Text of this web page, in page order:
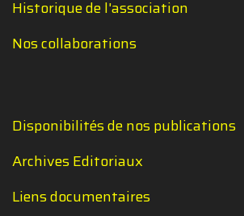
Historique de l'association
Nos collaborations
Disponibilités de nos publications
Archives Editoriaux
Liens documentaires